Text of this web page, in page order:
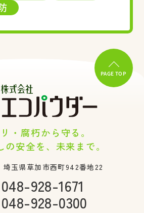
PAGE TOP
・腐朽から守る。
の安全を、未来まで。
埼玉県草加市西町942番地22
048-928-1671
048-928-0300